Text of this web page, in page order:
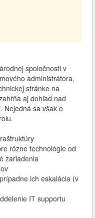
spoločnosti v
administrátora,
stránke na
aj dohľad nad
Nejedná sa však o
rôzne technológie od
zariadenia
ich eskalácia (v
IT supportu